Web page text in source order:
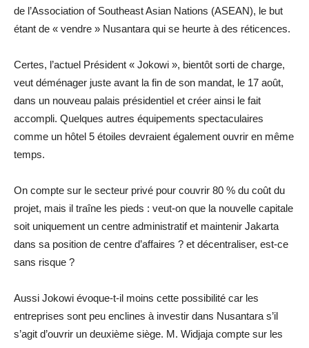
de l’Association of Southeast Asian Nations (ASEAN), le but
étant de « vendre » Nusantara qui se heurte à des réticences.
Certes, l’actuel Président « Jokowi », bientôt sorti de charge,
veut déménager juste avant la fin de son mandat, le 17 août,
dans un nouveau palais présidentiel et créer ainsi le fait
accompli. Quelques autres équipements spectaculaires
comme un hôtel 5 étoiles devraient également ouvrir en même
temps.
On compte sur le secteur privé pour couvrir 80 % du coût du
projet, mais il traîne les pieds : veut-on que la nouvelle capitale
soit uniquement un centre administratif et maintenir Jakarta
dans sa position de centre d’affaires ? et décentraliser, est-ce
sans risque ?
Aussi Jokowi évoque-t-il moins cette possibilité car les
entreprises sont peu enclines à investir dans Nusantara s’il
s’agit d’ouvrir un deuxième siège. M. Widjaja compte sur les